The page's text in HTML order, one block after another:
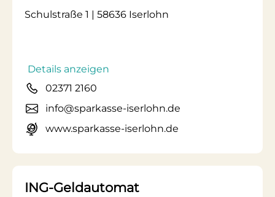
Schulstraße 1 | 58636 Iserlohn
Details anzeigen
02371 2160
info@sparkasse-iserlohn.de
www.sparkasse-iserlohn.de
ING-Geldautomat